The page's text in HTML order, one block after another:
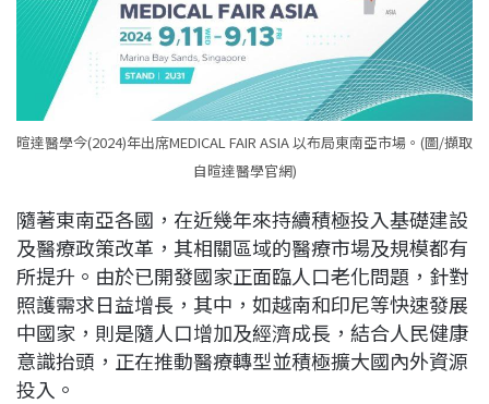
暄達醫學今(2024)年出席MEDICAL FAIR ASIA 以布局東南亞市場。(圖/擷取
自暄達醫學官網)
隨著東南亞各國，在近幾年來持續積極投入基礎建設
及醫療政策改革，其相關區域的醫療市場及規模都有
所提升。由於已開發國家正面臨人口老化問題，針對
照護需求日益增長，其中，如越南和印尼等快速發展
中國家，則是隨人口增加及經濟成長，結合人民健康
意識抬頭，正在推動醫療轉型並積極擴大國內外資源
投入。